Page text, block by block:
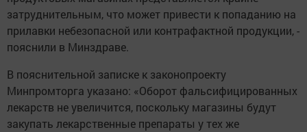
затруднительным, что может привести к попаданию на
прилавки небезопасной или контрафактной продукции, -
пояснили в Минздраве.
В пояснительной записке к законопроекту
Минпромторга указано: «Оборот фальсифицированных
лекарств не увеличится, поскольку магазины будут
закупать лекарственные препараты у тех же